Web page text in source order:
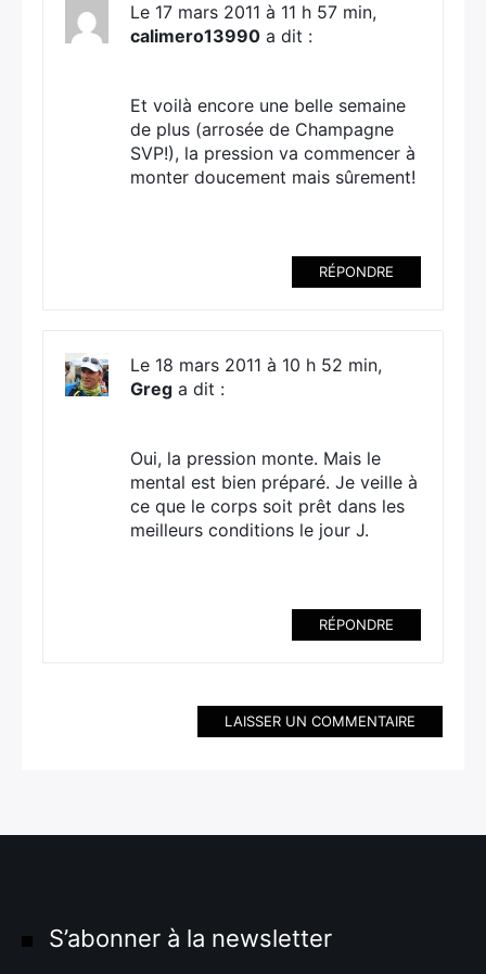
Le 17 mars 2011 à 11 h 57 min,
calimero13990 a dit :
Et voilà encore une belle semaine
de plus (arrosée de Champagne
SVP!), la pression va commencer à
monter doucement mais sûrement!
RÉPONDRE
Le 18 mars 2011 à 10 h 52 min,
Greg a dit :
Oui, la pression monte. Mais le
mental est bien préparé. Je veille à
ce que le corps soit prêt dans les
meilleurs conditions le jour J.
RÉPONDRE
LAISSER UN COMMENTAIRE
S’abonner à la newsletter